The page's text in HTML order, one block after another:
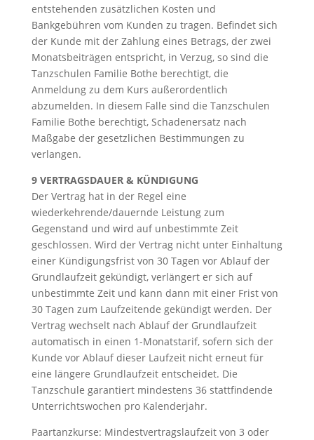
entstehenden zusätzlichen Kosten und
Bankgebühren vom Kunden zu tragen. Befindet sich
der Kunde mit der Zahlung eines Betrags, der zwei
Monatsbeiträgen entspricht, in Verzug, so sind die
Tanzschulen Familie Bothe berechtigt, die
Anmeldung zu dem Kurs außerordentlich
abzumelden. In diesem Falle sind die Tanzschulen
Familie Bothe berechtigt, Schadenersatz nach
Maßgabe der gesetzlichen Bestimmungen zu
verlangen.
9 VERTRAGSDAUER & KÜNDIGUNG
Der Vertrag hat in der Regel eine
wiederkehrende/dauernde Leistung zum
Gegenstand und wird auf unbestimmte Zeit
geschlossen. Wird der Vertrag nicht unter Einhaltung
einer Kündigungsfrist von 30 Tagen vor Ablauf der
Grundlaufzeit gekündigt, verlängert er sich auf
unbestimmte Zeit und kann dann mit einer Frist von
30 Tagen zum Laufzeitende gekündigt werden. Der
Vertrag wechselt nach Ablauf der Grundlaufzeit
automatisch in einen 1-Monatstarif, sofern sich der
Kunde vor Ablauf dieser Laufzeit nicht erneut für
eine längere Grundlaufzeit entscheidet. Die
Tanzschule garantiert mindestens 36 stattfindende
Unterrichtswochen pro Kalenderjahr.
Paartanzkurse: Mindestvertragslaufzeit von 3 oder